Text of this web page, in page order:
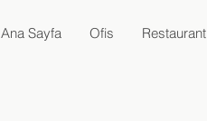
Ana Sayfa Ofis Restaurant